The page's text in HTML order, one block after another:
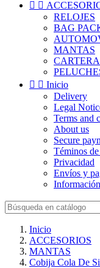
 
RELOJES
BAG
MANTAS
  Inicio
Delivery
Legal
Terms and
About us
Secure
Téminos
Privacidad
Envíos y
Inicio
ACCESORIOS
MANTAS
Cobija Cola De